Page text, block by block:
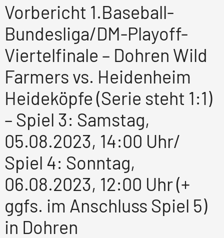
Vorbericht 1.Baseball-
Bundesliga/DM-Playoff-
Viertelfinale – Dohren Wild
Farmers vs. Heidenheim
Heideköpfe (Serie steht 1:1)
– Spiel 3: Samstag,
05.08.2023, 14:00 Uhr/
Spiel 4: Sonntag,
06.08.2023, 12:00 Uhr (+
ggfs. im Anschluss Spiel 5)
in Dohren